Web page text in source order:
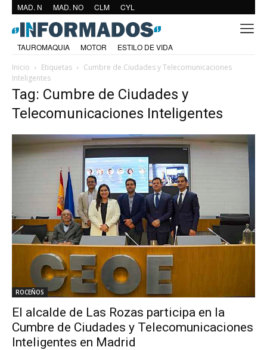
MAD. N MAD. NO CLM CYL
TAUROMAQUIA MOTOR
ESTILO DE VIDA
Inicio
Etiquetas
Cumbre de Ciudades y Telecomunicaciones
Inteligentes
Tag: Cumbre de Ciudades y
Telecomunicaciones Inteligentes
ROCEÑOS
El alcalde de Las Rozas participa en la
Cumbre de Ciudades y Telecomunicaciones
Inteligentes en Madrid